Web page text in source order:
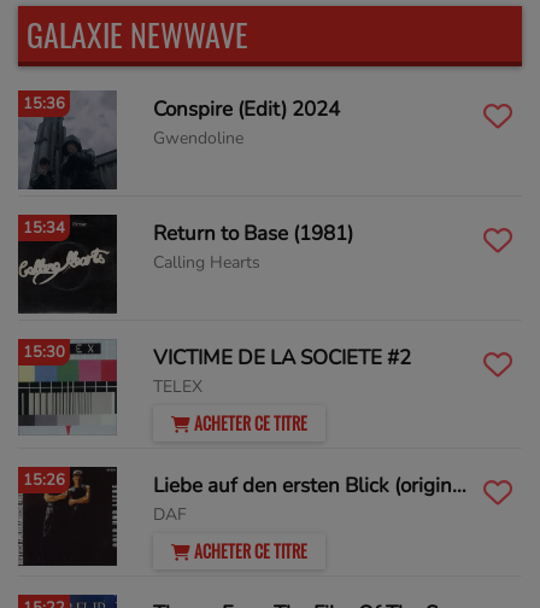
GALAXIE NEWWAVE
15:36 Conspire (Edit) 2024
Gwendoline
15:34 Return to Base (1981)
Calling Hearts
15:30 VICTIME DE LA SOCIETE #2
TELEX
ACHETER CE TITRE
15:26 Liebe auf den ersten Blick (original)
DAF
ACHETER CE TITRE